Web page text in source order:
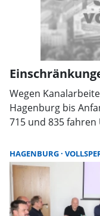
Wegen
Hagenburg bis
715 und 835
Üstra empfiehlt
HAGENBURG